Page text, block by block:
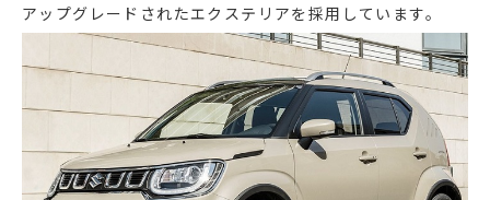
アップグレードされたエクステリアを採用しています。